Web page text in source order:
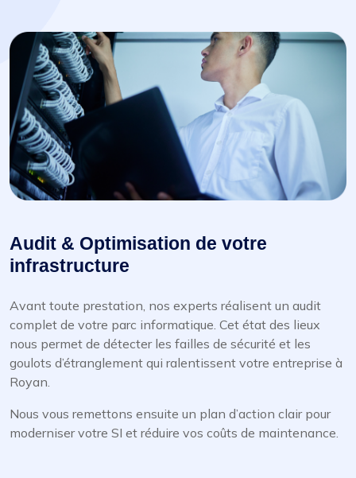
Audit & Optimisation de votre
infrastructure
Avant toute prestation, nos experts réalisent un audit
complet de votre parc informatique. Cet état des lieux
nous permet de détecter les failles de sécurité et les
goulots d’étranglement qui ralentissent votre entreprise à
Royan.
Nous vous remettons ensuite un plan d’action clair pour
moderniser votre SI et réduire vos coûts de maintenance.